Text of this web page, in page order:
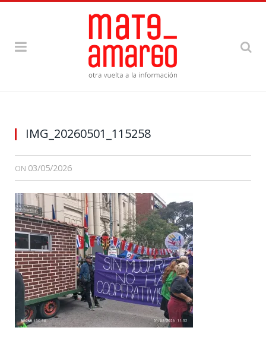
IMG_20260501_115258
ON 03/05/2026